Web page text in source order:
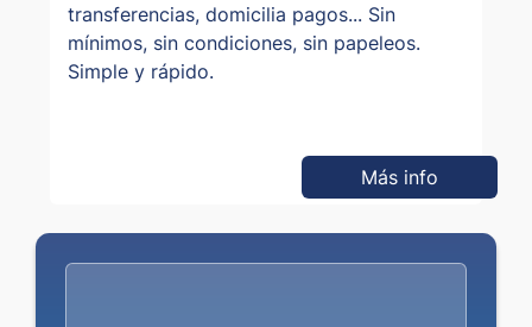
transferencias, domicilia pagos... Sin
mínimos, sin condiciones, sin papeleos.
Simple y rápido.
Más info